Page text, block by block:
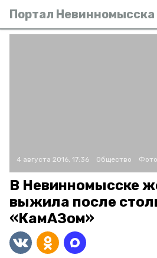
Портал Невинномысска
4 августа 2016, 17:36 Общество
В Невинномысске
выжила после
«КамАЗом»